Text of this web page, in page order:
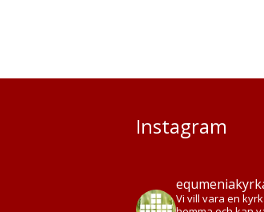
Instagram
Vi vill vara en